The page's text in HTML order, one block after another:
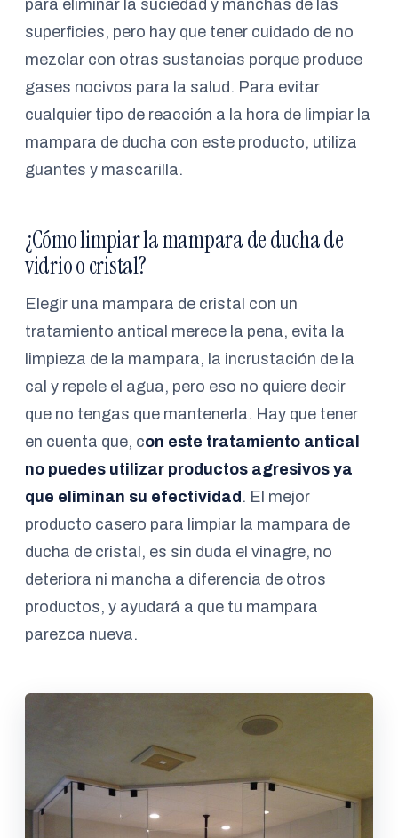
para eliminar la suciedad y manchas de las
superficies, pero hay que tener cuidado de no
mezclar con otras sustancias porque produce
gases nocivos para la salud. Para evitar
cualquier tipo de reacción a la hora de limpiar la
mampara de ducha con este producto, utiliza
guantes y mascarilla.
¿Cómo limpiar la mampara de ducha de
vidrio o cristal?
Elegir una mampara de cristal con un
tratamiento antical merece la pena, evita la
limpieza de la mampara, la incrustación de la
cal y repele el agua, pero eso no quiere decir
que no tengas que mantenerla. Hay que tener
en cuenta que, con este tratamiento antical
no puedes utilizar productos agresivos ya
que eliminan su efectividad . El mejor
producto casero para limpiar la mampara de
ducha de cristal, es sin duda el vinagre, no
deteriora ni mancha a diferencia de otros
productos, y ayudará a que tu mampara
parezca nueva.